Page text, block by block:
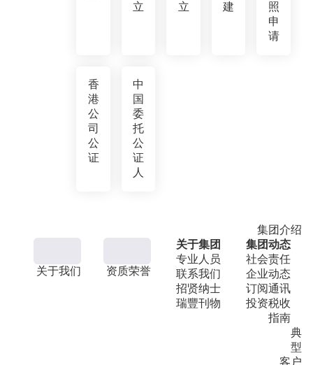
立
立
建
照
申
请
香
港
公
司
公
证
中
国
委
托
公
证
人
集团介绍
关于我们 资质荣誉
关于集团
专业人员
联系我们
招贤纳士
瑞豐刊物
集团动态
社会责任
企业动态
订阅通讯
投资税收
指南
典
型
客户